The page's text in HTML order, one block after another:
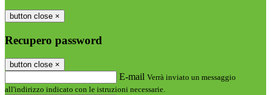
button close ×
Recupero password
button close ×
E-mail Verrà inviato un messaggio
all'indirizzo indicato con le istruzioni necessarie.